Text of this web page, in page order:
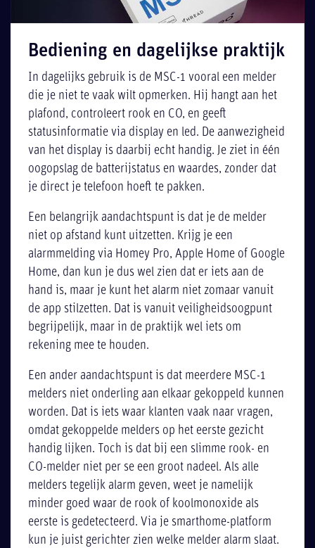
Bediening en dagelijkse praktijk
In dagelijks gebruik is de MSC-1 vooral een melder
die je niet te vaak wilt opmerken. Hij hangt aan het
plafond, controleert rook en CO, en geeft
statusinformatie via display en led. De aanwezigheid
van het display is daarbij echt handig. Je ziet in één
oogopslag de batterijstatus en waardes, zonder dat
je direct je telefoon hoeft te pakken.
Een belangrijk aandachtspunt is dat je de melder
niet op afstand kunt uitzetten. Krijg je een
alarmmelding via Homey Pro, Apple Home of Google
Home, dan kun je dus wel zien dat er iets aan de
hand is, maar je kunt het alarm niet zomaar vanuit
de app stilzetten. Dat is vanuit veiligheidsoogpunt
begrijpelijk, maar in de praktijk wel iets om
rekening mee te houden.
Een ander aandachtspunt is dat meerdere MSC-1
melders niet onderling aan elkaar gekoppeld kunnen
worden. Dat is iets waar klanten vaak naar vragen,
omdat gekoppelde melders op het eerste gezicht
handig lijken. Toch is dat bij een slimme rook- en
CO-melder niet per se een groot nadeel. Als alle
melders tegelijk alarm geven, weet je namelijk
minder goed waar de rook of koolmonoxide als
eerste is gedetecteerd. Via je smarthome-platform
kun je juist gerichter zien welke melder alarm slaat.